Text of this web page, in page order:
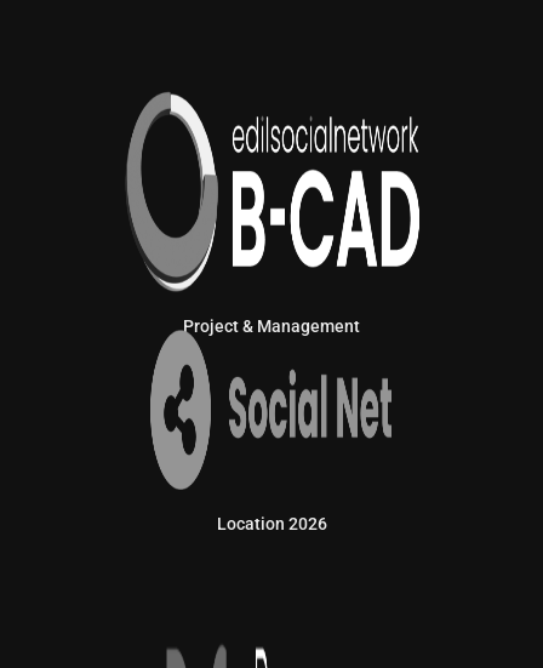
Project & Management
Location 2026